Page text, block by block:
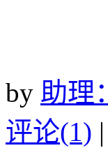
by 助理
评论(1) |